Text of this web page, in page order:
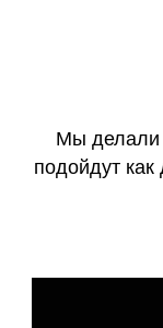
Мы делали
подойдут